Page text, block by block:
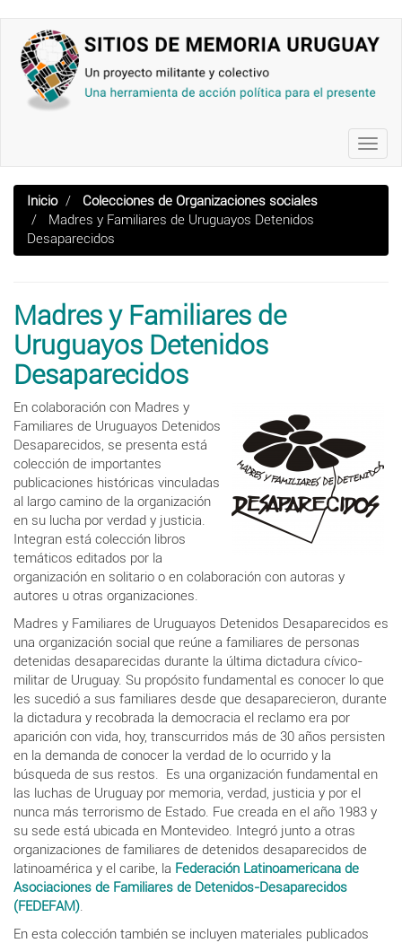
contenido
principal
Inicio
Colecciones de Organizaciones sociales
Madres y Familiares de Uruguayos Detenidos
Desaparecidos
Madres y Familiares de
Uruguayos Detenidos
Desaparecidos
En colaboración con Madres y
Familiares de Uruguayos Detenidos
Desaparecidos, se presenta está
colección de importantes
publicaciones históricas vinculadas
al largo camino de la organización
en su lucha por verdad y justicia.
Integran está colección libros
temáticos editados por la
organización en solitario o en colaboración con autoras y
autores u otras organizaciones.
Madres y Familiares de Uruguayos Detenidos Desaparecidos es
una organización social que reúne a familiares de personas
detenidas desaparecidas durante la última dictadura cívico-
militar de Uruguay. Su propósito fundamental es conocer lo que
les sucedió a sus familiares desde que desaparecieron, durante
la dictadura y recobrada la democracia el reclamo era por
aparición con vida, hoy, transcurridos más de 30 años persisten
en la demanda de conocer la verdad de lo ocurrido y la
búsqueda de sus restos. Es una organización fundamental en
las luchas de Uruguay por memoria, verdad, justicia y por el
nunca más terrorismo de Estado. Fue creada en el año 1983 y
su sede está ubicada en Montevideo. Integró junto a otras
organizaciones de familiares de detenidos desaparecidos de
latinoamérica y el caribe, la Federación Latinoamericana de
Asociaciones de Familiares de Detenidos-Desaparecidos
(FEDEFAM).
En esta colección también se incluyen materiales publicados